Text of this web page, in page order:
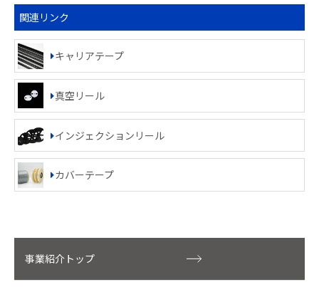
事業紹介トップ
関連リンク
キャリアテープ
真空リール
インジェクションリール
カバーテープ